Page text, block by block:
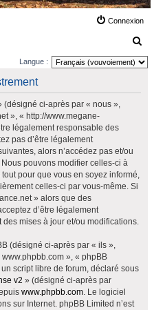
Connexion
e
Langue :
(désigné ci-après par « nous »,
», « http://www.megane-
légalement responsable des
pas d’être légalement
alors n’accédez pas et/ou
pouvons modifier celles-ci à
pour que vous en soyez informé,
celles-ci par vous-même. Si
» alors que des
d’être légalement
mises à jour et/ou modifications.
(désigné ci-après par « ils »,
», « phpBB
script libre de forum, déclaré sous
v2 » (désigné ci-après par
www.phpbb.com. Le logiciel
sur Internet. phpBB Limited n’est